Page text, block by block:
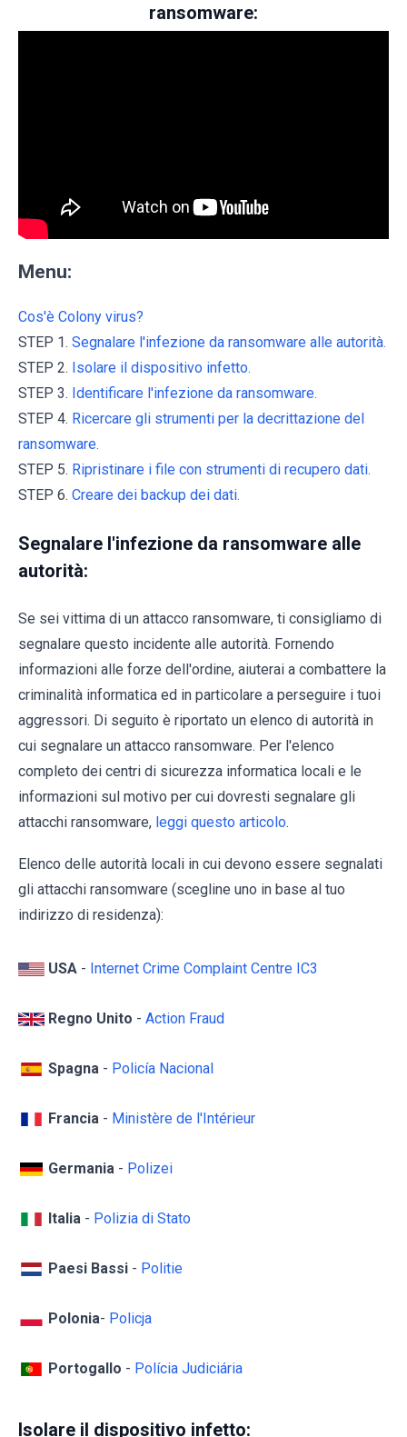
ransomware:
Menu:
Cos'è Colony virus?
STEP 1. Segnalare l'infezione da ransomware alle autorità.
STEP 2. Isolare il dispositivo infetto.
STEP 3. Identificare l'infezione da ransomware.
STEP 4. Ricercare gli strumenti per la decrittazione del
ransomware.
STEP 5. Ripristinare i file con strumenti di recupero dati.
STEP 6. Creare dei backup dei dati.
Segnalare l'infezione da ransomware alle
autorità:
Se sei vittima di un attacco ransomware, ti consigliamo di
segnalare questo incidente alle autorità. Fornendo
informazioni alle forze dell'ordine, aiuterai a combattere la
criminalità informatica ed in particolare a perseguire i tuoi
aggressori. Di seguito è riportato un elenco di autorità in
cui segnalare un attacco ransomware. Per l'elenco
completo dei centri di sicurezza informatica locali e le
informazioni sul motivo per cui dovresti segnalare gli
attacchi ransomware, leggi questo articolo.
Elenco delle autorità locali in cui devono essere segnalati
gli attacchi ransomware (scegline uno in base al tuo
indirizzo di residenza):
USA - Internet Crime Complaint Centre IC3
Regno Unito - Action Fraud
Spagna - Policía Nacional
Francia - Ministère de l'Intérieur
Germania - Polizei
Italia - Polizia di Stato
Paesi Bassi - Politie
Polonia- Policja
Portogallo - Polícia Judiciária
Isolare il dispositivo infetto: